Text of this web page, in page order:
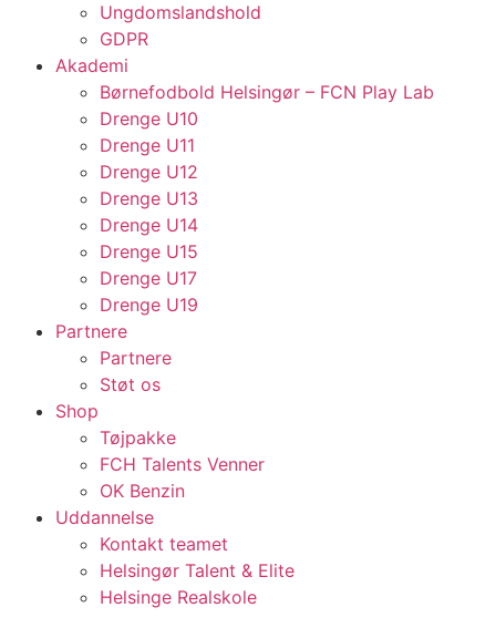
Ungdomslandshold
GDPR
Akademi
Børnefodbold Helsingør – FCN Play Lab
Drenge U10
Drenge U11
Drenge U12
Drenge U13
Drenge U14
Drenge U15
Drenge U17
Drenge U19
Partnere
Partnere
Støt os
Shop
Tøjpakke
FCH Talents Venner
OK Benzin
Uddannelse
Kontakt teamet
Helsingør Talent & Elite
Helsinge Realskole